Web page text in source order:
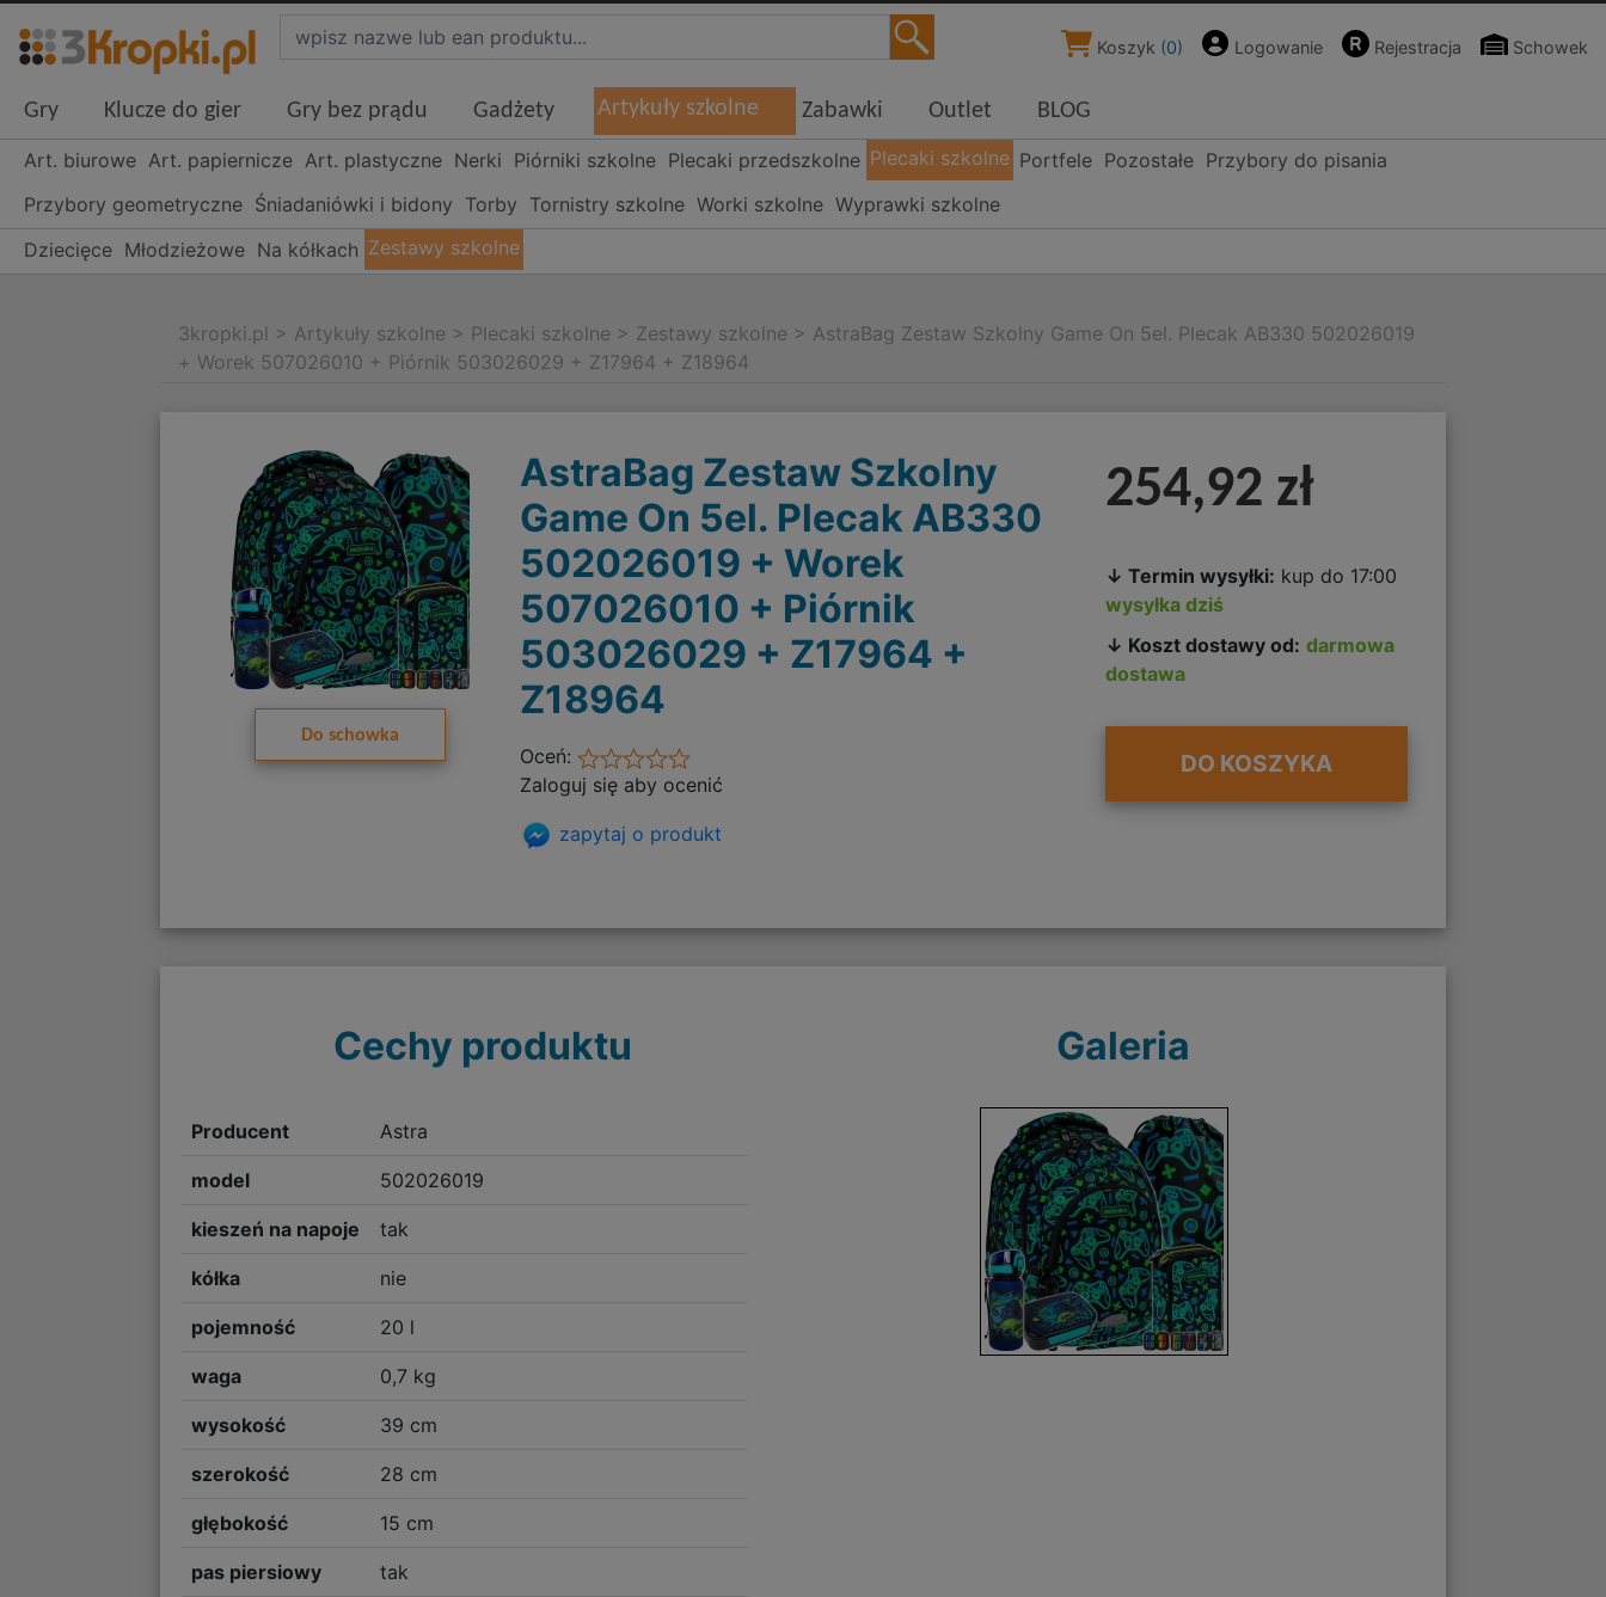
Koszyk (0) Logowanie Rejestracja Schowek
Gry Klucze do gier Gry bez prądu Gadżety Artykuły szkolne Zabawki Outlet BLOG
Art. biurowe Art. papiernicze Art. plastyczne Nerki Piórniki szkolne Plecaki przedszkolne Plecaki szkolne Portfele Pozostałe Przybory do pisania
Przybory geometryczne Śniadaniówki i bidony Torby Tornistry szkolne Worki szkolne Wyprawki szkolne
Dziecięce Młodzieżowe Na kółkach Zestawy szkolne
3kropki.pl > Artykuły szkolne > Plecaki szkolne > Zestawy szkolne > AstraBag Zestaw Szkolny Game On 5el. Plecak AB330 502026019
+ Worek 507026010 + Piórnik 503026029 + Z17964 + Z18964
Do schowka
AstraBag Zestaw Szkolny
Game On 5el. Plecak AB330
502026019 + Worek
507026010 + Piórnik
503026029 + Z17964 +
Z18964
Oceń:
Zaloguj się aby ocenić
zapytaj o produkt
254,92 zł
↓ Termin wysyłki: kup do 17:00
wysyłka dziś
↓ Koszt dostawy od: darmowa
dostawa
DO KOSZYKA
Cechy produktu
Producent Astra
model 502026019
kieszeń na napoje tak
kółka nie
pojemność 20 l
waga 0,7 kg
wysokość 39 cm
szerokość 28 cm
głębokość 15 cm
pas piersiowy tak
Galeria